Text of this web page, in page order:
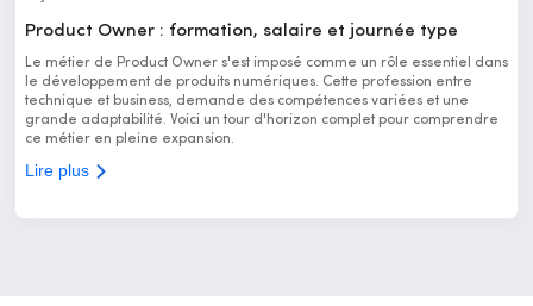
Product Owner : formation, salaire et journée type
Le métier de Product Owner s'est imposé comme un rôle essentiel dans
le développement de produits numériques. Cette profession entre
technique et business, demande des compétences variées et une
grande adaptabilité. Voici un tour d'horizon complet pour comprendre
ce métier en pleine expansion.
Lire plus